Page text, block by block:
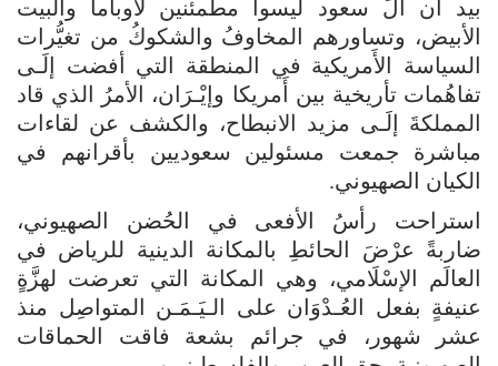
بيد أن آلَ سعود ليسوا مطمئنين لأوباما والبيت
الأبيض، وتساورهم المخاوفُ والشكوكُ من تغيُّرات
السياسة الأَمريكية في المنطقة التي أفضت إلَـى
تفاهُمات تأريخية بين أَمريكا وإيْـرَان، الأمرُ الذي قاد
المملكةَ إلَـى مزيد الانبطاح، والكشف عن لقاءات
مباشرة جمعت مسئولين سعوديين بأقرانهم في
الكيان الصهيوني.
استراحت رأسُ الأفعى في الحُضن الصهيوني،
ضاربةً عرْضَ الحائطِ بالمكانة الدينية للرياض في
العالَم الإسْلَامي، وهي المكانة التي تعرضت لهزَّةٍ
عنيفةٍ بفعل العُـدْوَان على الـيَـمَـن المتواصِل منذ
عشر شهور، في جرائم بشعة فاقت الحماقات